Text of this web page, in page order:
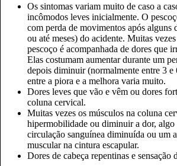
Os sintomas variam muito de caso a
incômodos leves inicialmente. O
com perda de movimentos após alguns
ou até meses) do acidente. Muitas
pescoço é acompanhada de dores que
Elas costumam aumentar durante um
depois diminuir (normalmente entre 3 e
entre a piora e a melhora varia muito.
Dores leves que vão e vêm ou dores
coluna cervical.
Muitas vezes os músculos na coluna
hipermobilidade ou diminuir a dor, algo
circulação sanguínea diminuída ou um
muscular na cintura escapular.
Dores de cabeça repentinas e sensação